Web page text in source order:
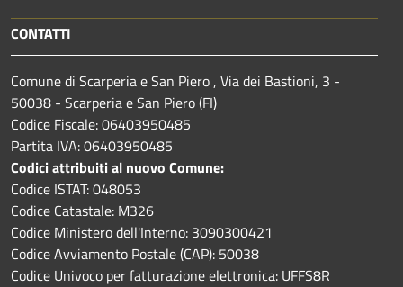
CONTATTI
Comune di Scarperia e San Piero , Via dei Bastioni, 3 -
50038 - Scarperia e San Piero (FI)
Codice Fiscale: 06403950485
Partita IVA: 06403950485
Codici attribuiti al nuovo Comune:
Codice ISTAT: 048053
Codice Catastale: M326
Codice Ministero dell'Interno: 3090300421
Codice Avviamento Postale (CAP): 50038
Codice Univoco per fatturazione elettronica: UFFS8R